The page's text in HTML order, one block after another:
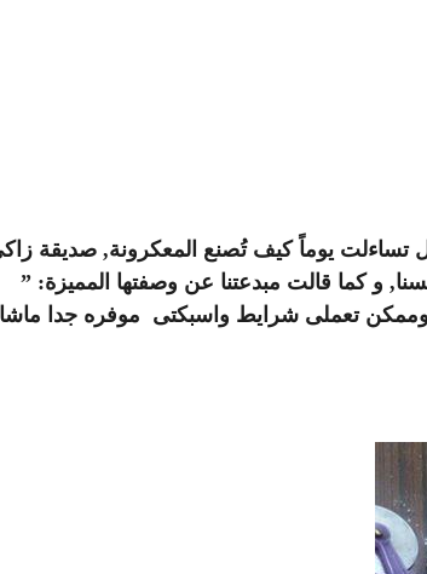
تساءلت يوماً كيف تُصنع المعكرونة, صديقة
و كما قالت مبدعتنا عن وصفتها المميزة: ”
وممكن تعملى شرايط واسبكتى موفره جدا